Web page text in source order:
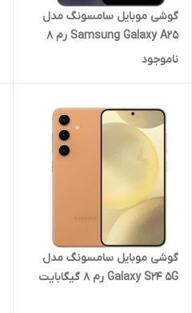
گوشی موبایل سامسونگ مدل
Samsung Galaxy A25 رم 8
گیگابایت ظرفیت 256 گیگابایت
ناموجود
گوشی موبایل سامسونگ مدل
Galaxy S24 5G رم 8 گیگابایت